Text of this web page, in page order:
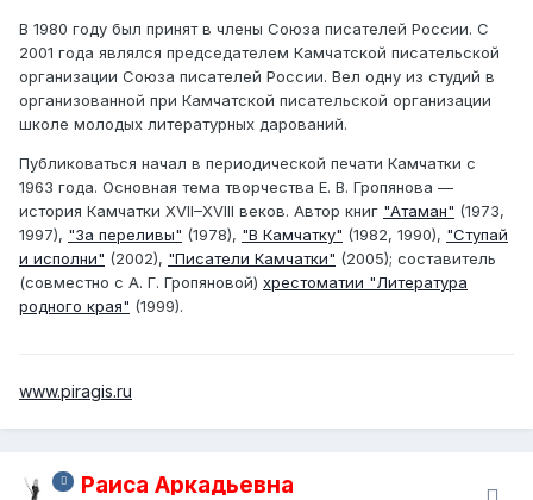
В 1980 году был принят в члены Союза писателей России. С
2001 года являлся председателем Камчатской писательской
организации Союза писателей России. Вел одну из студий в
организованной при Камчатской писательской организации
школе молодых литературных дарований.
Публиковаться начал в периодической печати Камчатки с
1963 года. Основная тема творчества Е. В. Гропянова —
история Камчатки XVII–XVIII веков. Автор книг "Атаман" (1973,
1997), "За переливы" (1978), "В Камчатку" (1982, 1990), "Ступай
и исполни" (2002), "Писатели Камчатки" (2005); составитель
(совместно с А. Г. Гропяновой) хрестоматии "Литература
родного края" (1999).
www.piragis.ru
Раиса Аркадьевна